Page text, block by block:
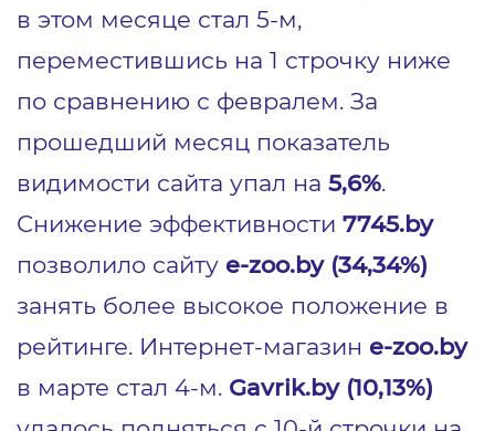
в этом месяце стал 5-м,
переместившись на 1 строчку ниже
по сравнению с февралем. За
прошедший месяц показатель
видимости сайта упал на 5,6%.
Снижение эффективности 7745.by
позволило сайту e-zoo.by (34,34%)
занять более высокое положение в
рейтинге. Интернет-магазин e-zoo.by
в марте стал 4-м. Gavrik.by (10,13%)